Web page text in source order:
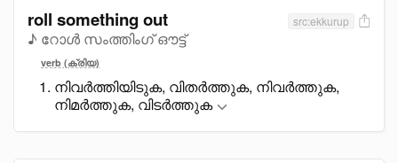
roll something out
♪ റോൾ സംത്തിംഗ് ഔട്ട്
src:ekkurup
verb (ക്രിയ)
നിവർത്തിയിടുക, വിതർത്തുക, നിവർത്തുക,
നിമർത്തുക, വിടർത്തുക